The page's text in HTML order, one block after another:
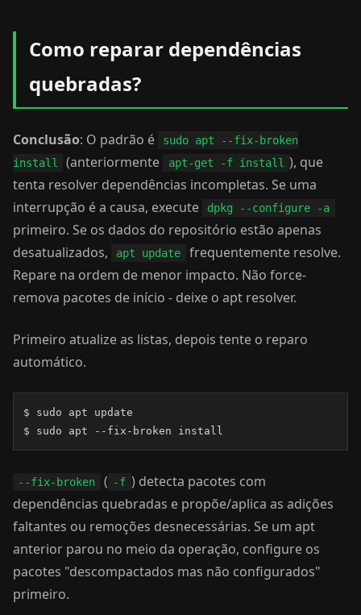
Como reparar dependências
quebradas?
Conclusão: O padrão é
sudo apt --fix-broken
install
(anteriormente apt-get -f install ), que
tenta resolver dependências incompletas. Se uma
interrupção é a causa, execute
dpkg --configure -a
primeiro. Se os dados do repositório estão apenas
desatualizados,
apt update
frequentemente resolve.
Repare na ordem de menor impacto. Não force-
remova pacotes de início - deixe o apt resolver.
Primeiro atualize as listas, depois tente o reparo
automático.
$ sudo apt update
$ sudo apt --fix-broken install
--fix-broken ( -f ) detecta pacotes com
dependências quebradas e propõe/aplica as adições
faltantes ou remoções desnecessárias. Se um apt
anterior parou no meio da operação, configure os
pacotes "descompactados mas não configurados"
primeiro.